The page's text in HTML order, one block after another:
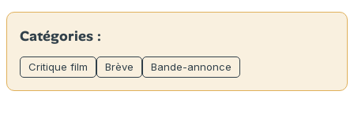
Catégories :
Critique film Brève Bande-annonce